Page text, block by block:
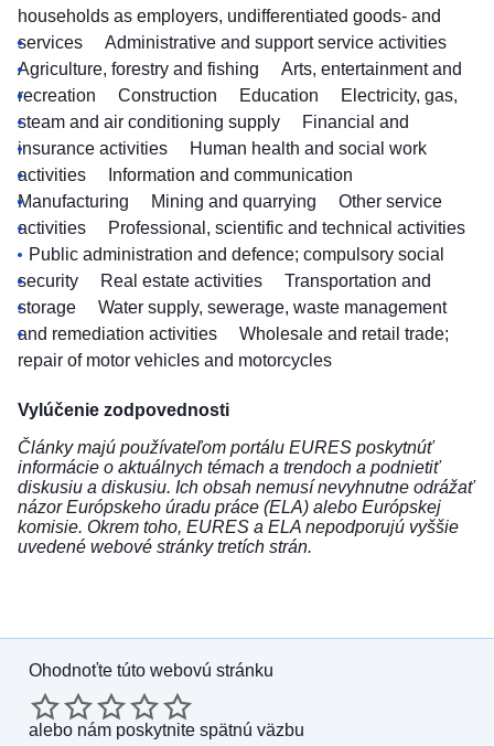
households as employers, undifferentiated goods- and
services
Administrative and support service activities
Agriculture, forestry and fishing
Arts, entertainment and
recreation
Construction Education
Electricity, gas,
steam and air conditioning supply
Financial and
insurance activities
Human health and social work
activities
Information and communication
Manufacturing
Mining and quarrying
Other service
activities
Professional, scientific and technical activities
Public administration and defence; compulsory social
security
Real estate activities
Transportation and
storage
Water supply, sewerage, waste management
and remediation activities
Wholesale and retail trade;
repair of motor vehicles and motorcycles
Vylúčenie zodpovednosti
Články majú používateľom portálu EURES poskytnúť
informácie o aktuálnych témach a trendoch a podnietiť
diskusiu a diskusiu. Ich obsah nemusí nevyhnutne odrážať
názor Európskeho úradu práce (ELA) alebo Európskej
komisie. Okrem toho, EURES a ELA nepodporujú vyššie
uvedené webové stránky tretích strán.
Ohodnoťte túto webovú stránku
alebo nám poskytnite spätnú väzbu